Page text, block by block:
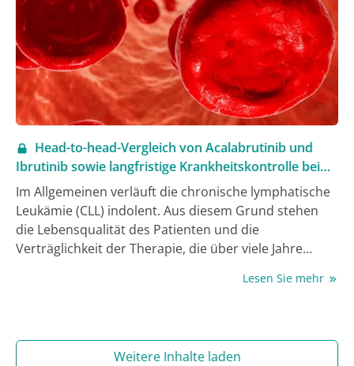
Head-to-head-Vergleich von Acalabrutinib und
Ibrutinib sowie langfristige Krankheitskontrolle bei
der CLL
Im Allgemeinen verläuft die chronische lymphatische
Leukämie (CLL) indolent. Aus diesem Grund stehen
die Lebensqualität des Patienten und die
Verträglichkeit der Therapie, die über viele Jahre
ASCO- sowie dem EHA-Kongress 2021 wurden Daten
Inhibitoren (BTKi) unternahm.
Lesen Sie mehr
Weitere Inhalte laden